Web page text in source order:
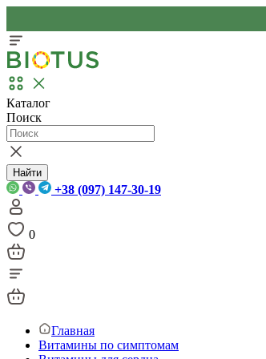
Каталог
Поиск
Найти
+38 (097) 147-30-19
0
Главная
Витамины по симптомам